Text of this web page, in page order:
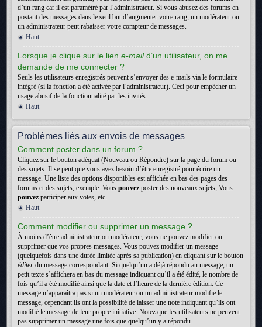
d’un rang car il est paramétré par l’administrateur. Si vous abusez des forums en
postant des messages dans le seul but d’augmenter votre rang, un modérateur ou
un administrateur peut rabaisser votre compteur de messages.
Haut
Lorsque je clique sur le lien e-maild’un utilisateur, on me
demande de me connecter ?
Seuls les utilisateurs enregistrés peuvent s’envoyer des e-mails via le formulaire
intégré (si la fonction a été activée par l’administrateur). Ceci pour empêcher un
usage abusif de la fonctionnalité par les invités.
Haut
Problèmes liés aux envois de messages
Comment poster dans un forum ?
Cliquez sur le bouton adéquat (Nouveau ou Répondre) sur la page du forum ou
des sujets. Il se peut que vous ayez besoin d’être enregistré pour écrire un
message. Une liste des options disponibles est affichée en bas des pages des
forums et des sujets, exemple: Vous pouvez poster des nouveaux sujets, Vous
pouvez participer aux votes, etc.
Haut
Comment modifier ou supprimer un message ?
À moins d’être administrateur ou modérateur, vous ne pouvez modifier ou
supprimer que vos propres messages. Vous pouvez modifier un message
(quelquefois dans une durée limitée après sa publication) en cliquant sur le bouton
éditer du message correspondant. Si quelqu’un a déjà répondu au message, un
petit texte s’affichera en bas du message indiquant qu’il a été édité, le nombre de
fois qu’il a été modifié ainsi que la date et l’heure de la dernière édition. Ce
message n’apparaîtra pas si un modérateur ou un administrateur modifie le
message, cependant ils ont la possibilité de laisser une note indiquant qu’ils ont
modifié le message de leur propre initiative. Notez que les utilisateurs ne peuvent
pas supprimer un message une fois que quelqu’un y a répondu.